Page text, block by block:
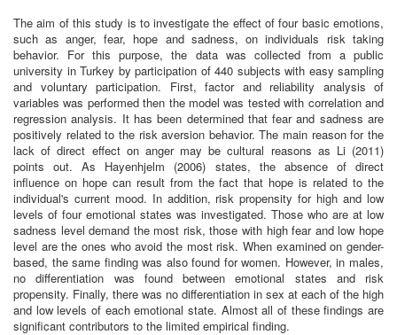
The aim of this study is to investigate the effect of four basic emotions,
such as anger, fear, hope and sadness, on individuals risk taking
behavior. For this purpose, the data was collected from a public
university in Turkey by participation of 440 subjects with easy sampling
and voluntary participation. First, factor and reliability analysis of
variables was performed then the model was tested with correlation and
regression analysis. It has been determined that fear and sadness are
positively related to the risk aversion behavior. The main reason for the
lack of direct effect on anger may be cultural reasons as Li (2011)
points out. As Hayenhjelm (2006) states, the absence of direct
influence on hope can result from the fact that hope is related to the
individual's current mood. In addition, risk propensity for high and low
levels of four emotional states was investigated. Those who are at low
sadness level demand the most risk, those with high fear and low hope
level are the ones who avoid the most risk. When examined on gender-
based, the same finding was also found for women. However, in males,
no differentiation was found between emotional states and risk
propensity. Finally, there was no differentiation in sex at each of the high
and low levels of each emotional state. Almost all of these findings are
significant contributors to the limited empirical finding.